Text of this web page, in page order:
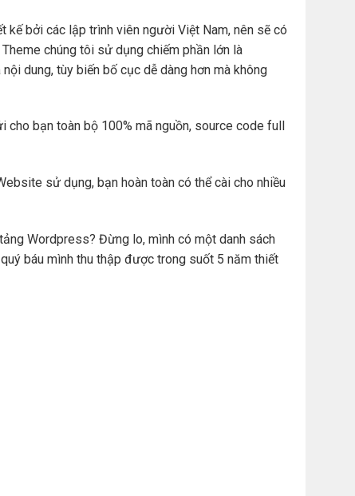
bởi các lập trình viên người Việt Nam, nên sẽ có
chúng tôi sử dụng chiếm phần lớn là
dung, tùy biến bố cục dễ dàng hơn mà không
bạn toàn bộ 100% mã nguồn, source code full
sử dụng, bạn hoàn toàn có thể cài cho nhiều
Wordpress? Đừng lo, mình có một danh sách
báu mình thu thập được trong suốt 5 năm thiết